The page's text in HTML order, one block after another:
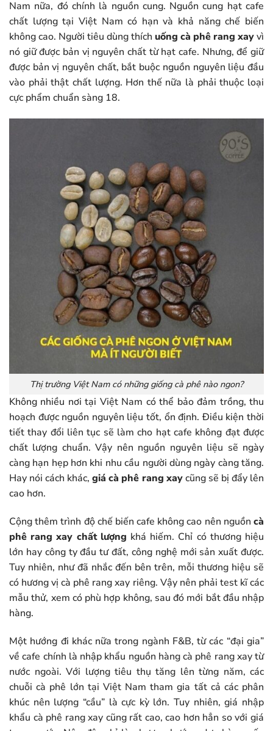
Nam nữa, đó chính là nguồn cung. Nguồn cung hạt cafe
chất lượng tại Việt Nam có hạn và khả năng chế biến
không cao. Người tiêu dùng thích uống cà phê rang xayvì
nó giữ được bản vị nguyên chất từ hạt cafe. Nhưng, để giữ
được bản vị nguyên chất, bắt buộc nguồn nguyên liệu đầu
vào phải thật chất lượng. Hơn thế nữa là phải thuộc loại
cực phẩm chuẩn sàng 18.
Thị trường Việt Nam có những giống cà phê nào ngon?
Không nhiều nơi tại Việt Nam có thể bảo đảm trồng, thu
hoạch được nguồn nguyên liệu tốt, ổn định. Điều kiện thời
tiết thay đổi liên tục sẽ làm cho hạt cafe không đạt được
chất lượng chuẩn. Vậy nên nguồn nguyên liệu sẽ ngày
càng hạn hẹp hơn khi nhu cầu người dùng ngày càng tăng.
Hay nói cách khác,giá cà phê rang xaycũng sẽ bị đẩy lên
cao hơn.
Cộng thêm trình độ chế biến cafe không cao nên nguồn cà
phê rang xay chất lượng khá hiếm. Chỉ có thương hiệu
lớn hay công ty đầu tư đất, công nghệ mới sản xuất được.
Tuy nhiên, như đã nhắc đến bên trên, mỗi thương hiệu sẽ
có hương vị cà phê rang xay riêng. Vậy nên phải test kĩ các
mẫu thử, xem có phù hợp không, sau đó mới bắt đầu nhập
hàng.
Một hướng đi khác nữa trong ngành F&B, từ các “đại gia”
về cafe chính là nhập khẩu nguồn hàng cà phê rang xay từ
nước ngoài. Với lượng tiêu thụ tăng lên từng năm, các
chuỗi cà phê lớn tại Việt Nam tham gia tất cả các phân
khúc nên lượng “cầu” là cực kỳ lớn. Tuy nhiên, giá nhập
khẩu cà phê rang xay cũng rất cao, cao hơn hẳn so với giá